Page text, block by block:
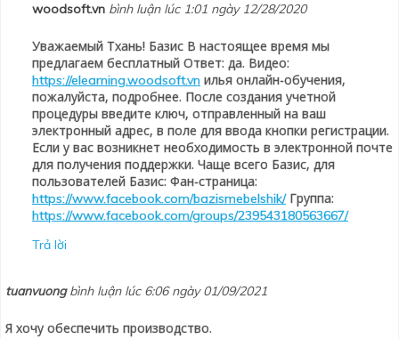
woodsoft.vn bình luận lúc 1:01 ngày 12/28/2020
Уважаемый Тхань! Базис В настоящее время мы
предлагаем бесплатный Ответ: да. Видео:
https://elearning.woodsoft.vn илья онлайн-обучения,
пожалуйста, подробнее. После создания учетной
процедуры введите ключ, отправленный на ваш
электронный адрес, в поле для ввода кнопки регистрации.
Если у вас возникнет необходимость в электронной почте
для получения поддержки. Чаще всего Базис, для
пользователей Базис: Фан-страница:
https://www.facebook.com/bazismebelshik/Группа:
https://www.facebook.com/groups/239543180563667/
Trả lời
tuanvuong bình luận lúc 6:06 ngày 01/09/2021
Я хочу обеспечить производство.